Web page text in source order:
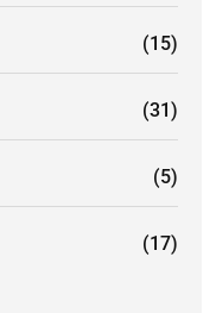
(15)
(31)
(5)
(17)